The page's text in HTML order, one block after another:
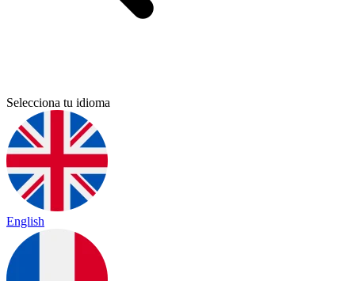
Selecciona tu idioma
English